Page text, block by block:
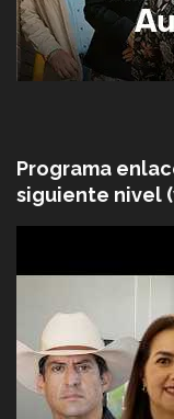
Programa
siguiente nivel